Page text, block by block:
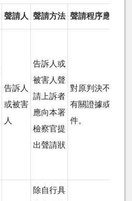
聲請人 聲請方法 聲請程序應附繳
告訴人
或被害
人
告訴人或
被害人聲
請上訴者
應向本署
檢察官提
出聲請狀
對原判決不服理
有關證據或證明
件。
除自行具